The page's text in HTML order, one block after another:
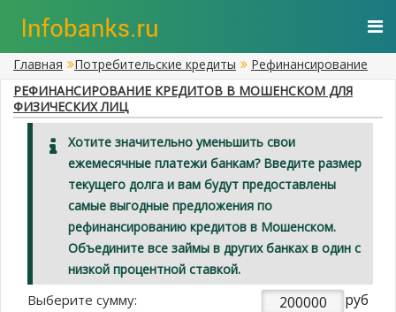
Главная Потребительские кредиты
Рефинансирование
РЕФИНАНСИРОВАНИЕ КРЕДИТОВ В МОШЕНСКОМ ДЛЯ
ФИЗИЧЕСКИХ ЛИЦ
Хотите значительно уменьшить свои
ежемесячные платежи банкам? Введите размер
текущего долга и вам будут предоставлены
самые выгодные предложения по
рефинансированию кредитов в Мошенском.
Объедините все займы в других банках в один с
низкой процентной ставкой.
Выберите сумму: руб